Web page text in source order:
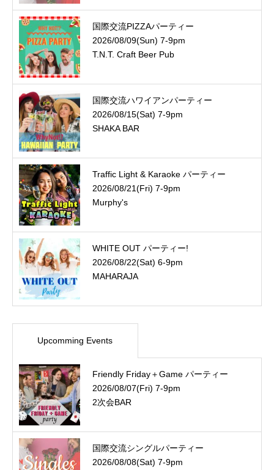
国際交流PIZZAパーティー
2026/08/09(Sun) 7-9pm
T.N.T. Craft Beer Pub
国際交流ハワイアンパーティー
2026/08/15(Sat) 7-9pm
SHAKA BAR
Traffic Light & Karaoke パーティー
2026/08/21(Fri) 7-9pm
Murphy's
WHITE OUT パーティー!
2026/08/22(Sat) 6-9pm
MAHARAJA
Upcomming Events
Friendly Friday＋Game パーティー
2026/08/07(Fri) 7-9pm
2次会BAR
国際交流シングルパーティー
2026/08/08(Sat) 7-9pm